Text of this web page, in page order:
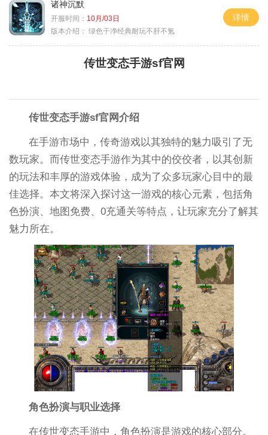
诸神沉默
开服时间： 10月/03日
版本介绍： 绿色干净经典耐玩不肝不氪
详情
传世变态手游sf官网
传世变态手游sf官网介绍
在手游市场中，传奇游戏以其独特的魅力吸引了无
数玩家。而传世变态手游作为其中的佼佼者，以其创新
的玩法和丰厚的游戏体验，成为了众多玩家心目中的最
佳选择。本文将深入探讨这一游戏的核心元素，包括角
色扮演、地图免费、0充通关等特点，让玩家充分了解其
魅力所在。
角色扮演与职业选择
在传世变态手游中，角色扮演是游戏的核心部分。